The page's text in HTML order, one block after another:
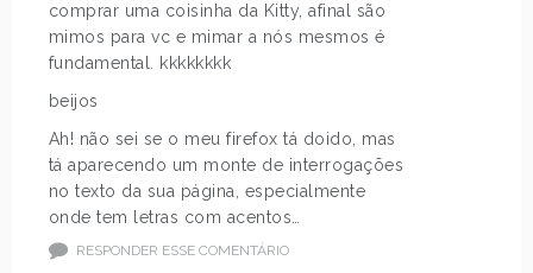
comprar uma coisinha da Kitty, afinal são
mimos para vc e mimar a nós mesmos é
fundamental. kkkkkkkk
beijos
Ah! não sei se o meu firefox tá doido, mas
tá aparecendo um monte de interrogações
no texto da sua página, especialmente
onde tem letras com acentos…
RESPONDER ESSE COMENTÁRIO